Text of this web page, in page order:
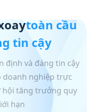
toàn cầu
tin cậy
định và đáng tin cậy
doanh nghiệp trực
hội tăng trưởng quy
hạn